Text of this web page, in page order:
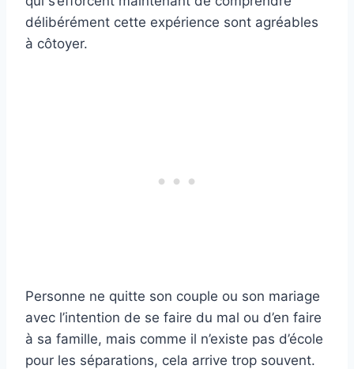
délibérément cette expérience sont agréables
à côtoyer.
Personne ne quitte son couple ou son mariage
avec l’intention de se faire du mal ou d’en faire
à sa famille, mais comme il n’existe pas d’école
pour les séparations, cela arrive trop souvent.